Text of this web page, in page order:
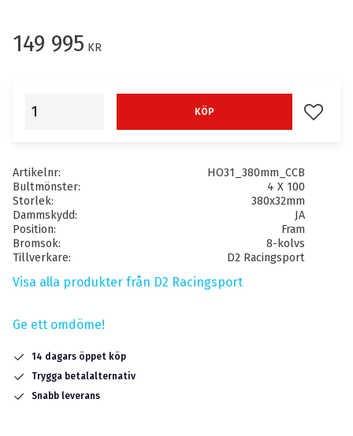
149 995 KR
KÖP Lägg
Artikelnr
HO31_380mm_CCB
Bultmönster
4 X 100
Storlek
380x32mm
Dammskydd
JA
Position
Fram
Bromsok
8-kolvs
Tillverkare
D2 Racingsport
Visa alla produkter från D2 Racingsport
Ge ett omdöme!
14 dagars öppet köp
Trygga betalalternativ
Snabb leverans